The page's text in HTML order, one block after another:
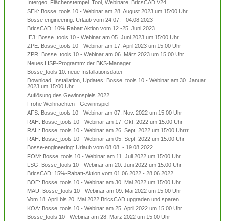
Intergeo, Flächenstempel_Tool, Webinare, BricsCAD V24
SEK: Bosse_tools 10 - Webinar am 28. August 2023 um 15:00 Uhr
Bosse-engineering: Urlaub vom 24.07. - 04.08.2023
BricsCAD: 10% Rabatt Aktion vom 12.-25. Juni 2023
IE3: Bosse_tools 10 - Webinar am 05. Juni 2023 um 15:00 Uhr
ZPE: Bosse_tools 10 - Webinar am 17. April 2023 um 15:00 Uhr
ZPR: Bosse_tools 10 - Webinar am 06. März 2023 um 15:00 Uhr
Neues LISP-Programm: der BKS-Manager
Bosse_tools 10: neue Installationsdatei
Download, Installation, Updates: Bosse_tools 10 - Webinar am 30. Januar
2023 um 15:00 Uhr
Auflösung des Gewinnspiels 2022
Frohe Weihnachten - Gewinnspiel
AFS: Bosse_tools 10 - Webinar am 07. Nov. 2022 um 15:00 Uhr
RAH: Bosse_tools 10 - Webinar am 17. Okt. 2022 um 15:00 Uhr
RAH: Bosse_tools 10 - Webinar am 26. Sept. 2022 um 15:00 Uhrrr
RAH: Bosse_tools 10 - Webinar am 05. Sept. 2022 um 15:00 Uhr
Bosse-engineering: Urlaub vom 08.08. - 19.08.2022
FOM: Bosse_tools 10 - Webinar am 11. Juli 2022 um 15:00 Uhr
LSG: Bosse_tools 10 - Webinar am 20. Juni 2022 um 15:00 Uhr
BricsCAD: 15%-Rabatt-Aktion vom 01.06.2022 - 28.06.2022
BOE: Bosse_tools 10 - Webinar am 30. Mai 2022 um 15:00 Uhr
MAU: Bosse_tools 10 - Webinar am 09. Mai 2022 um 15:00 Uhr
Vom 18. April bis 20. Mai 2022 BricsCAD upgraden und sparen
KOA: Bosse_tools 10 - Webinar am 25. April 2022 um 15:00 Uhr
Bosse_tools 10 - Webinar am 28. März 2022 um 15:00 Uhr